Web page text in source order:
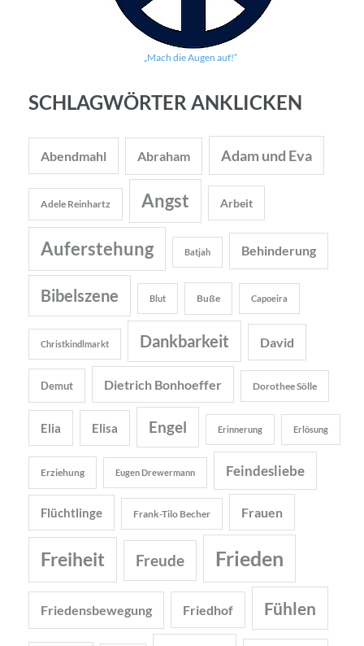
„Mach die Augen auf!“
SCHLAGWÖRTER ANKLICKEN
Abendmahl Abraham Adam und Eva
Adele Reinhartz Angst Arbeit
Auferstehung Batjah Behinderung
Bibelszene Blut Buße Capoeira
Christkindlmarkt Dankbarkeit David
Demut Dietrich Bonhoeffer Dorothee Sölle
Elia Elisa Engel Erinnerung Erlösung
Erziehung Eugen Drewermann Feindesliebe
Flüchtlinge Frank-Tilo Becher Frauen
Freiheit Freude Frieden
Friedensbewegung Friedhof Fühlen